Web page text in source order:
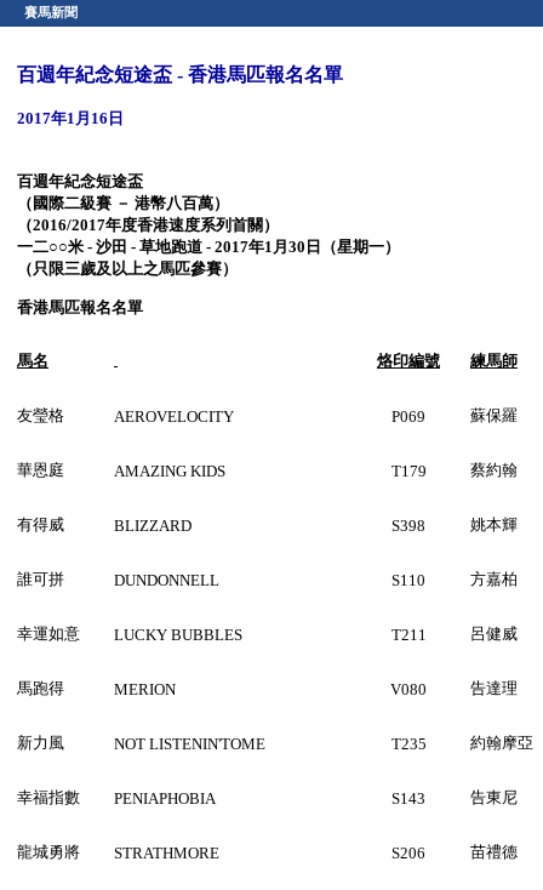
賽馬新聞
百週年紀念短途盃 - 香港馬匹報名名單
2017年1月16日
百週年紀念短途盃
（國際二級賽 － 港幣八百萬）
（2016/2017年度香港速度系列首關 ）
一二○○米 - 沙田 - 草地跑道 - 2017年1月30日
（星期一）
（只限三歲及以上之馬匹參賽）
香港馬匹報名名單
馬名 烙印編號 練馬師
友瑩格 AEROVELOCITY P069 蘇保羅
華恩庭 AMAZING KIDS T179 蔡約翰
有得威 BLIZZARD S398 姚本輝
誰可拼 DUNDONNELL S110 方嘉柏
幸運如意 LUCKY BUBBLES T211 呂健威
馬跑得 MERION V080 告達理
新力風 NOT LISTENIN'TOME T235 約翰摩亞
幸福指數 PENIAPHOBIA S143 告東尼
龍城勇將 STRATHMORE S206 苗禮德